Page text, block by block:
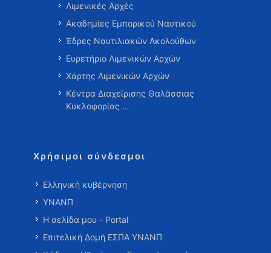
Λιμενικές Αρχές
Ακαδημίες Εμπορικού Ναυτικού
Έδρες Ναυτιλιακών Ακολούθων
Ευρετήριο Λιμενικών Αρχών
Χάρτης Λιμενικών Αρχών
Κέντρα Διαχείρισης Θαλάσσιας
Κυκλοφορίας …
Χρήσιμοι σύνδεσμοι
Ελληνική κυβέρνηση
ΥΝΑΝΠ
Η σελίδα μου - Portal
Επιτελική Δομή ΕΣΠΑ ΥΝΑΝΠ